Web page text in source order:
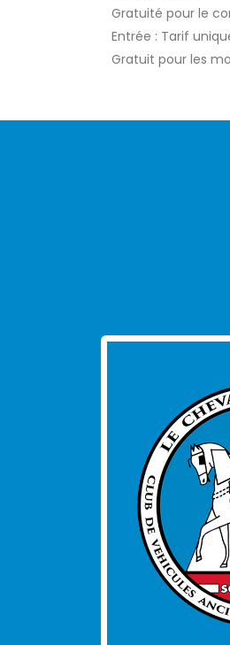
Gratuité pour le
Entrée : Tarif
Gratuit pour les